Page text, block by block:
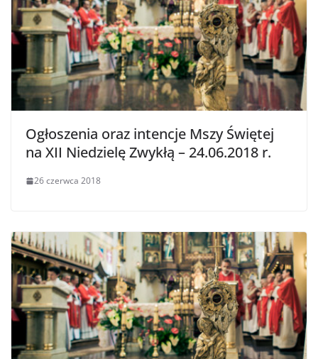
Ogłoszenia oraz intencje Mszy Świętej
na XII Niedzielę Zwykłą – 24.06.2018 r.
26 czerwca 2018